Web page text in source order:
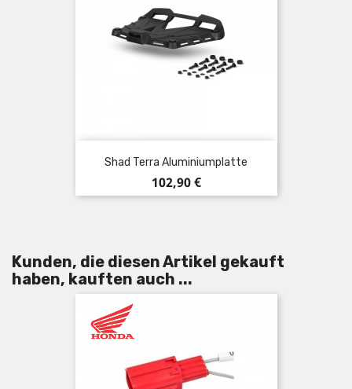
Shad Terra Aluminiumplatte
Preis
102,90 €
Kunden, die diesen Artikel gekauft
haben, kauften auch ...